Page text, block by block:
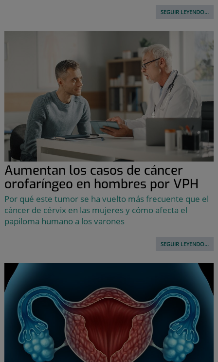
SEGUIR LEYENDO...
Aumentan los casos de cáncer
orofaríngeo en hombres por VPH
Por qué este tumor se ha vuelto más frecuente que el
cáncer de cérvix en las mujeres y cómo afecta el
papiloma humano a los varones
SEGUIR LEYENDO...